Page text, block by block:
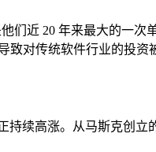
他们近 20 年来最大的一
对传统软件行业的投资
续高涨。从马斯克创